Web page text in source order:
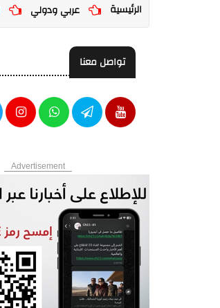
الرئيسية عربي ودولي
تواصل معنا
Advertisement